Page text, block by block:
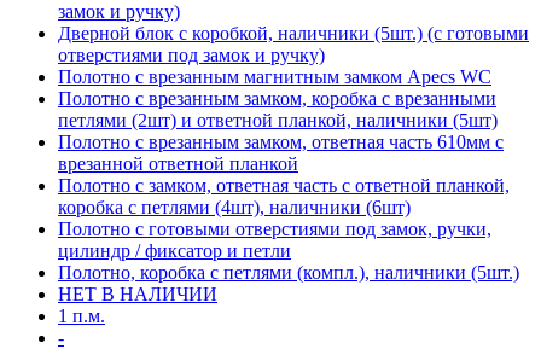
замок и ручку)
Дверной блок с коробкой, наличники (5шт.) (с готовыми
отверстиями под замок и ручку)
Полотно с врезанным магнитным замком Apecs WC
Полотно с врезанным замком, коробка с врезанными
петлями (2шт) и ответной планкой, наличники (5шт)
Полотно с врезанным замком, ответная часть 610мм с
врезанной ответной планкой
Полотно с замком, ответная часть с ответной планкой,
коробка с петлями (4шт), наличники (6шт)
Полотно с готовыми отверстиями под замок, ручки,
цилиндр / фиксатор и петли
Полотно, коробка с петлями (компл.), наличники (5шт.)
НЕТ В НАЛИЧИИ
1 п.м.
-